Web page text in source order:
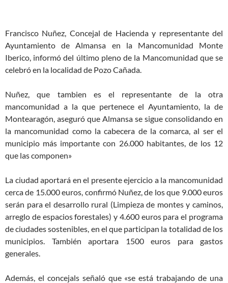
Francisco Nuñez, Concejal de Hacienda y representante del
Ayuntamiento de Almansa en la Mancomunidad Monte
Iberico, informó del último pleno de la Mancomunidad que se
celebró en la localidad de Pozo Cañada.
Nuñez, que tambien es el representante de la otra
mancomunidad a la que pertenece el Ayuntamiento, la de
Montearagón, aseguró que Almansa se sigue consolidando en
la mancomunidad como la cabecera de la comarca, al ser el
municipio más importante con 26.000 habitantes, de los 12
que las componen»
La ciudad aportará en el presente ejercicio a la mancomunidad
cerca de 15.000 euros, confirmó Nuñez, de los que 9.000 euros
serán para el desarrollo rural (Limpieza de montes y caminos,
arreglo de espacios forestales) y 4.600 euros para el programa
de ciudades sostenibles, en el que participan la totalidad de los
municipios. También aportara 1500 euros para gastos
generales.
Además, el concejals señaló que «se está trabajando de una